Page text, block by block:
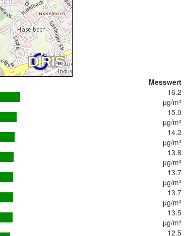
Messwert
16.2
µg/m³
15.0
µg/m³
14.2
µg/m³
13.8
µg/m³
13.7
µg/m³
13.7
µg/m³
13.5
µg/m³
12.5